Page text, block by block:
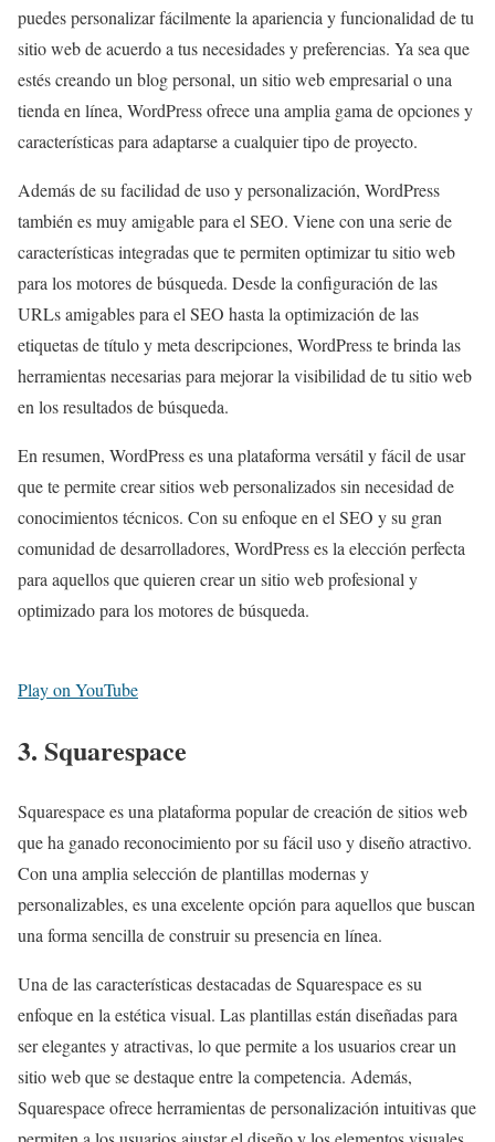
puedes personalizar fácilmente la apariencia y funcionalidad de tu
sitio web de acuerdo a tus necesidades y preferencias. Ya sea que
estés creando un blog personal, un sitio web empresarial o una
tienda en línea, WordPress ofrece una amplia gama de opciones y
características para adaptarse a cualquier tipo de proyecto.
Además de su facilidad de uso y personalización, WordPress
también es muy amigable para el SEO. Viene con una serie de
características integradas que te permiten optimizar tu sitio web
para los motores de búsqueda. Desde la configuración de las
URLs amigables para el SEO hasta la optimización de las
etiquetas de título y meta descripciones, WordPress te brinda las
herramientas necesarias para mejorar la visibilidad de tu sitio web
en los resultados de búsqueda.
En resumen, WordPress es una plataforma versátil y fácil de usar
que te permite crear sitios web personalizados sin necesidad de
conocimientos técnicos. Con su enfoque en el SEO y su gran
comunidad de desarrolladores, WordPress es la elección perfecta
para aquellos que quieren crear un sitio web profesional y
optimizado para los motores de búsqueda.
Play on YouTube
3. Squarespace
Squarespace es una plataforma popular de creación de sitios web
que ha ganado reconocimiento por su fácil uso y diseño atractivo.
Con una amplia selección de plantillas modernas y
personalizables, es una excelente opción para aquellos que buscan
una forma sencilla de construir su presencia en línea.
Una de las características destacadas de Squarespace es su
enfoque en la estética visual. Las plantillas están diseñadas para
ser elegantes y atractivas, lo que permite a los usuarios crear un
sitio web que se destaque entre la competencia. Además,
Squarespace ofrece herramientas de personalización intuitivas que